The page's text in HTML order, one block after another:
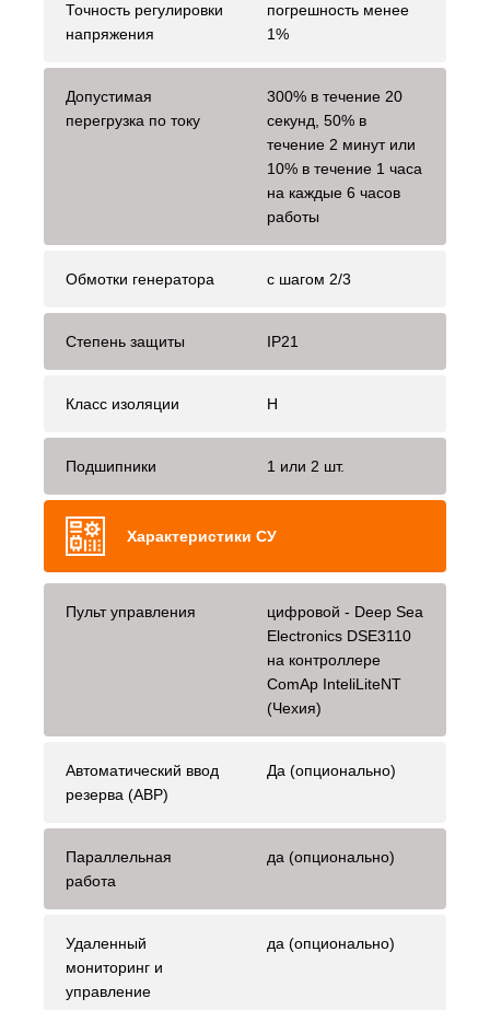
Точность регулировки
напряжения
погрешность менее
1%
Допустимая
перегрузка по току
300% в течение 20
секунд, 50% в
течение 2 минут или
10% в течение 1 часа
на каждые 6 часов
работы
Обмотки генератора с шагом 2/3
Степень защиты IP21
Класс изоляции H
Подшипники 1 или 2 шт.
Характеристики СУ
Пульт управления
цифровой - Deep Sea
Electronics DSE3110
на контроллере
ComAp InteliLiteNT
(Чехия)
Автоматический ввод
резерва (АВР)
Да (опционально)
Параллельная
работа
да (опционально)
Удаленный
мониторинг и
управление
да (опционально)